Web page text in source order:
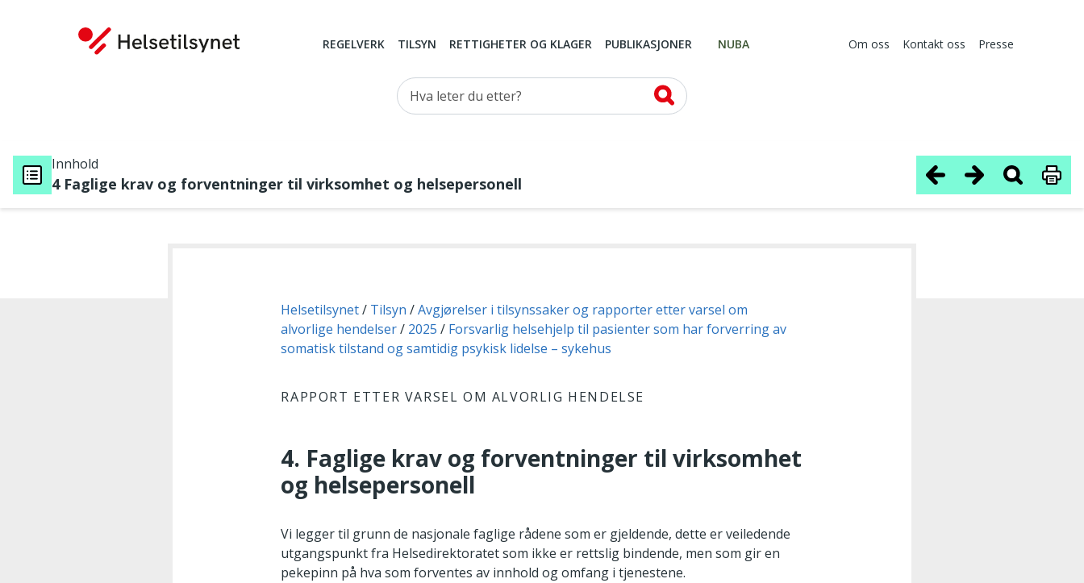
REGELVERK TILSYN RETTIGHETER OG KLAGER PUBLIKASJONER NUBA Om oss Kontakt oss Presse
Hva leter du etter?
Innhold
4 Faglige krav og forventninger til virksomhet og helsepersonell
Du er her:
Helsetilsynet Tilsyn
Avgjørelser i tilsynssaker og rapporter etter varsel om
alvorlige hendelser
2025
Forsvarlig helsehjelp til pasienter som har forverring av
somatisk tilstand og samtidig psykisk lidelse – sykehus
RAPPORT ETTER VARSEL OM ALVORLIG HENDELSE
4. Faglige krav og forventninger til virksomhet
og helsepersonell
Vi legger til grunn de nasjonale faglige rådene som er gjeldende, dette er veiledende
utgangspunkt fra Helsedirektoratet som ikke er rettslig bindende, men som gir en
pekepinn på hva som forventes av innhold og omfang i tjenestene.